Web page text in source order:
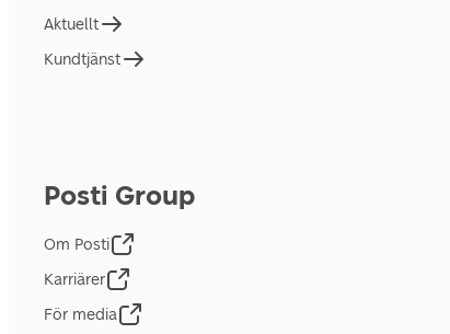
Aktuellt
Kundtjänst
Posti Group
Om Posti
Karriärer
För media